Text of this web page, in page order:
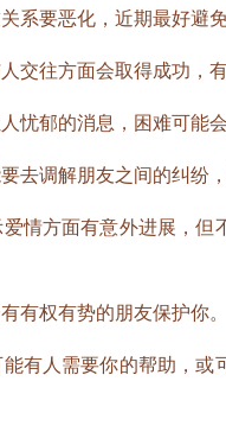
要恶化，近期最好避免
往方面会取得成功，有
郁的消息，困难可能会
调解朋友之间的纠纷，
方面有意外进展，但
权有势的朋友保护你。
人需要你的帮助，或